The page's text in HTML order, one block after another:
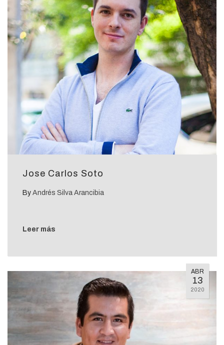
Jose Carlos Soto
By Andrés Silva Arancibia
Leer más
ABR
13
2020